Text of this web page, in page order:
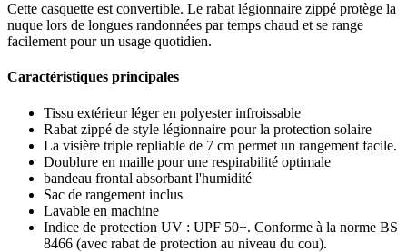
Cette casquette est convertible. Le rabat légionnaire zippé protège la
nuque lors de longues randonnées par temps chaud et se range
facilement pour un usage quotidien.
Caractéristiques principales
Tissu extérieur léger en polyester infroissable
Rabat zippé de style légionnaire pour la protection solaire
La visière triple repliable de 7 cm permet un rangement facile.
Doublure en maille pour une respirabilité optimale
bandeau frontal absorbant l'humidité
Sac de rangement inclus
Lavable en machine
Indice de protection UV : UPF 50+. Conforme à la norme BS
8466 (avec rabat de protection au niveau du cou).